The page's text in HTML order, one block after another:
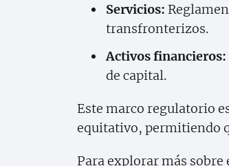
Servicios:
transfronterizos.
Activos financieros:
de capital.
Este marco regulatorio
equitativo, permitiendo
Para explorar más